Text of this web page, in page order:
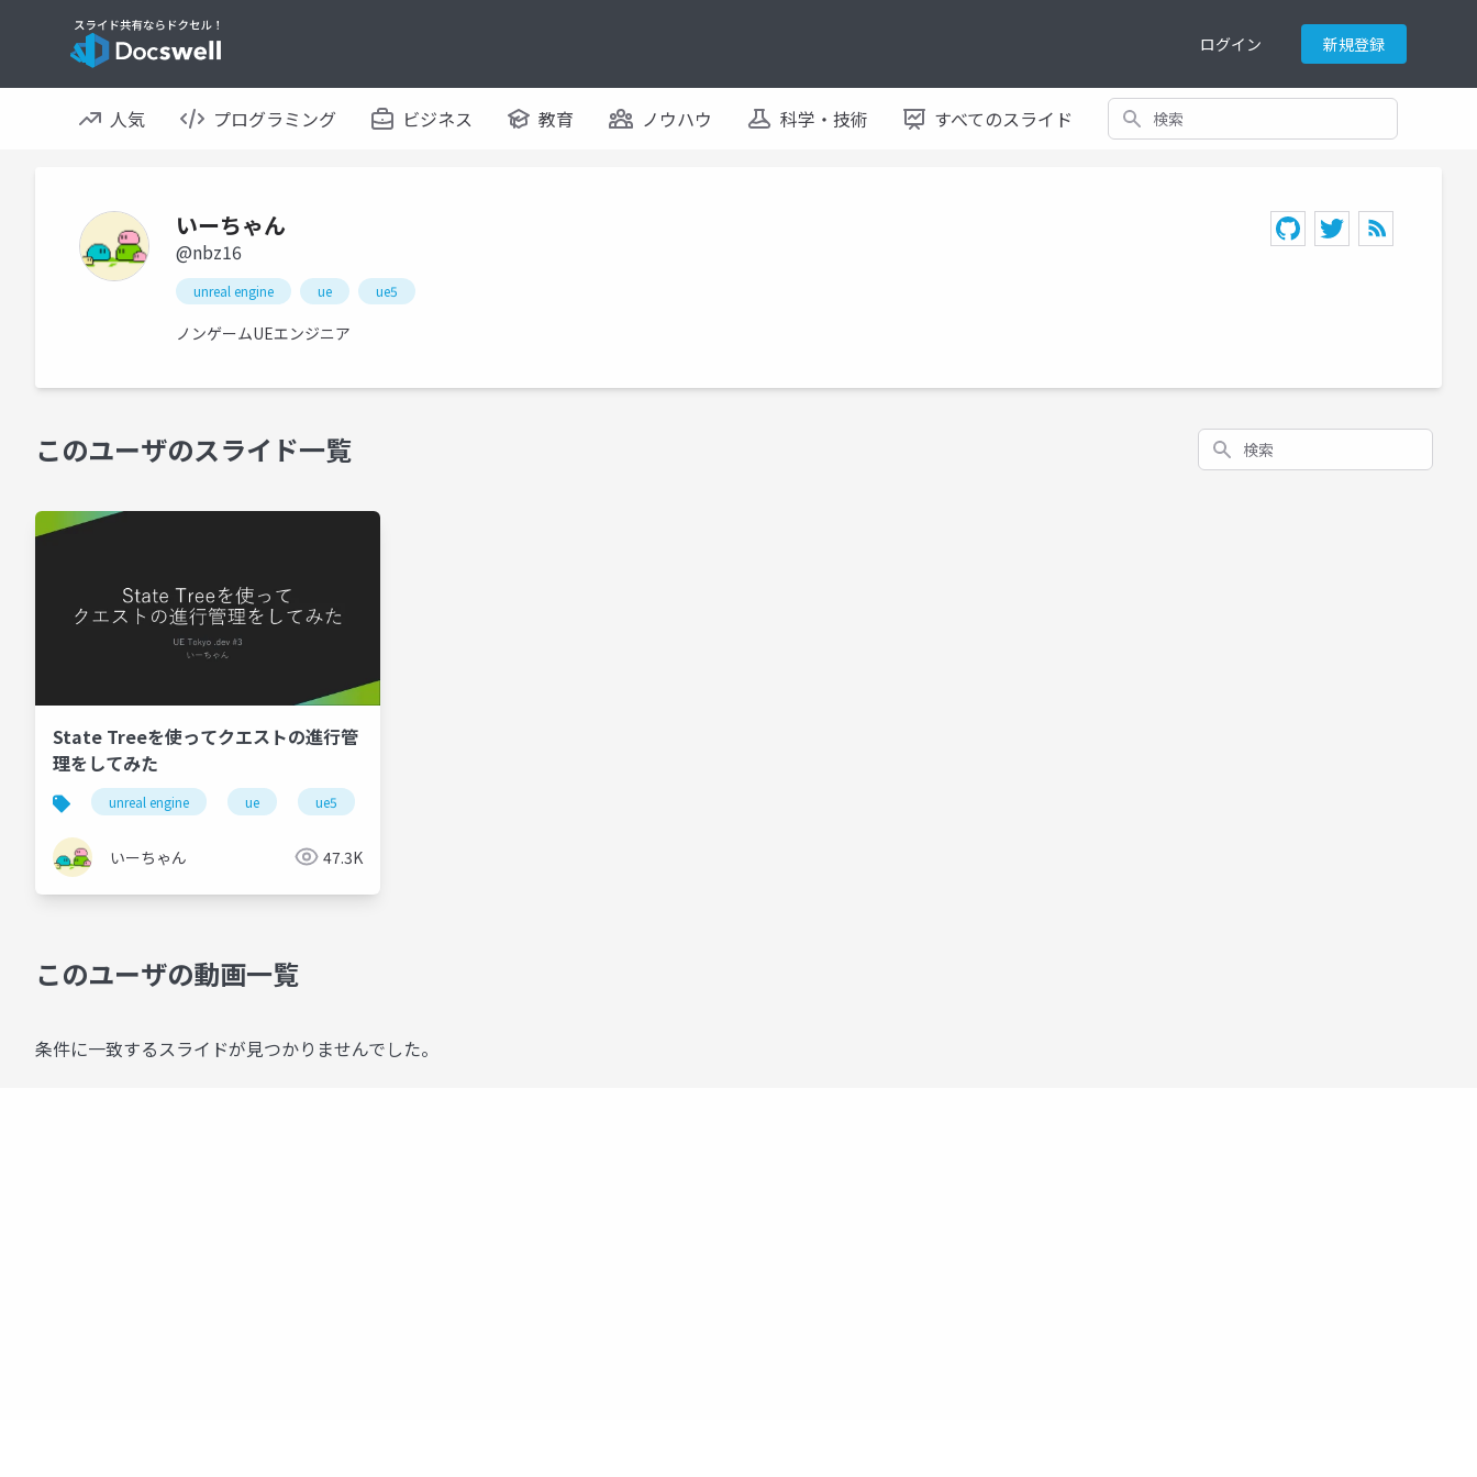
ログイン 新規登録
人気 プログラミング ビジネス 教育 ノウハウ 科学・技術 すべてのスライド 検索
いーちゃん
@nbz16
unreal engine ue ue5
ノンゲームUEエンジニア
このユーザのスライド一覧 検索
State Treeを使ってクエストの進行管
理をしてみた
unreal engine ue ue5
いーちゃん 47.3K
このユーザの動画一覧
条件に一致するスライドが見つかりませんでした。